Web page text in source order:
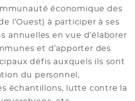
économique des
l’Ouest) à participer à ses
annuelles en vue d’élaborer
et d’apporter des
défis auxquels ils sont
du personnel,
échantillons, lutte contre la